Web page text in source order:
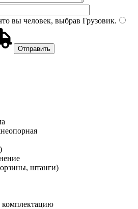
вы человек, выбрав Грузовик.
штанги)
комплектацию